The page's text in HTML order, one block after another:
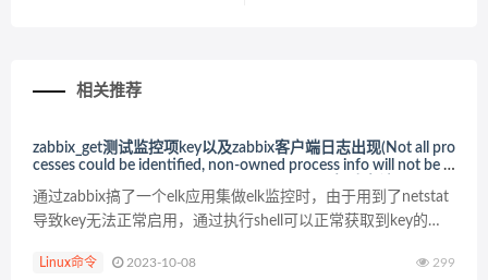
相关推荐
zabbix_get测试监控项key以及zabbix客户端日志出现(Not all pro
cesses could be identified, non-owned process info will not be s
通过zabbix搞了一个elk应用集做elk监控时，由于用到了netstat
导致key无法正常启用，通过执行shell可以正常获取到key的
试的...
Linux命令 2023-10-08 299